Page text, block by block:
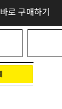
바로 구매하기